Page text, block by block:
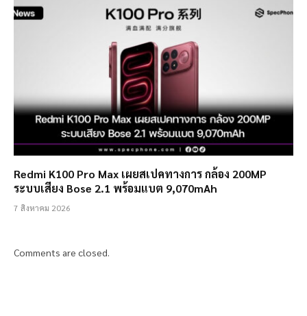
Redmi K100 Pro Max เผยสเปคทางการ กล้อง 200MP
ระบบเสียง Bose 2.1 พร้อมแบต 9,070mAh
7 สิงหาคม 2026
Comments are closed.